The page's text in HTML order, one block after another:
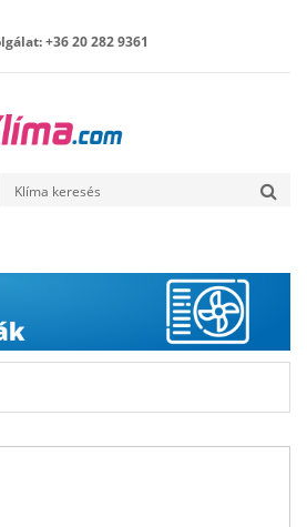
+36 20 282 9361